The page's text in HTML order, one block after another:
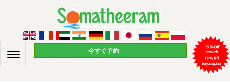
今すぐ予約